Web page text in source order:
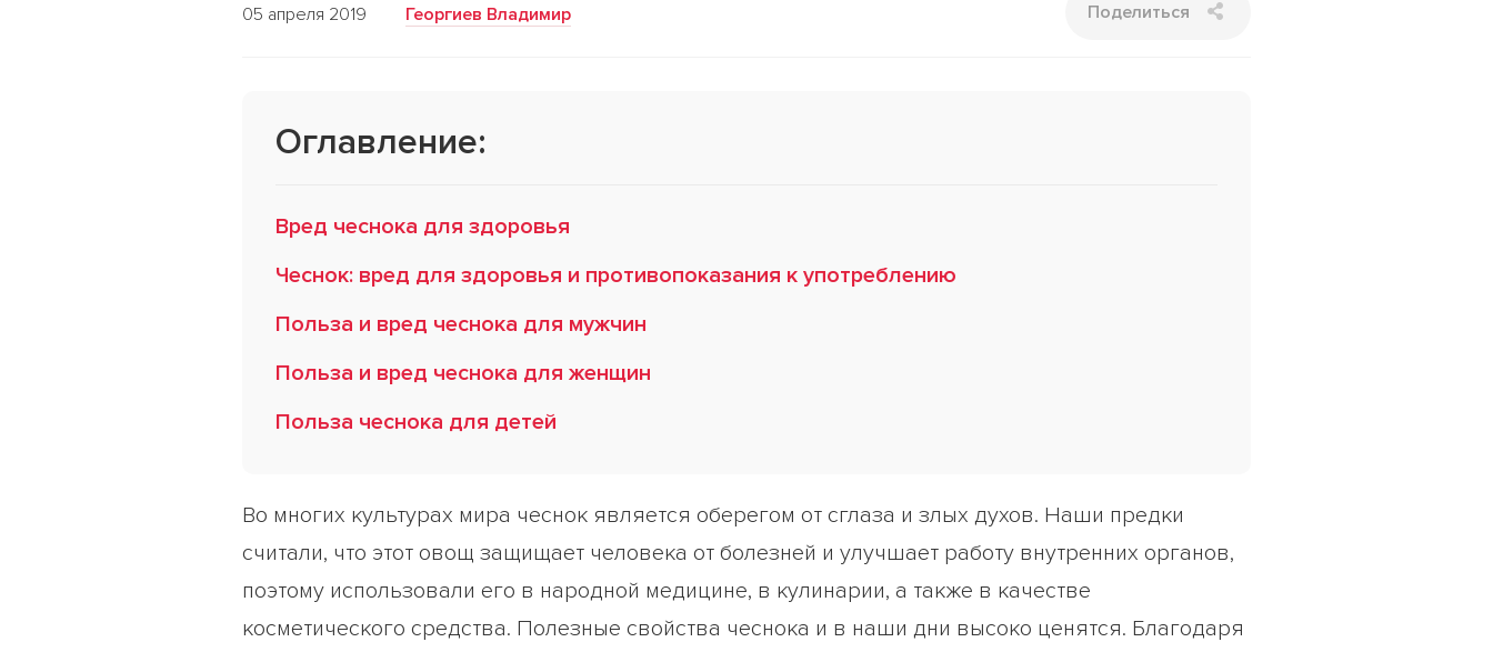
05 апреля 2019 Георгиев Владимир Поделиться
Оглавление:
Вред чеснока для здоровья
Чеснок: вред для здоровья и противопоказания к употреблению
Польза и вред чеснока для мужчин
Польза и вред чеснока для женщин
Польза чеснока для детей
Во многих культурах мира чеснок является оберегом от сглаза и злых духов. Наши предки
считали, что этот овощ защищает человека от болезней и улучшает работу внутренних органов,
поэтому использовали его в народной медицине, в кулинарии, а также в качестве
косметического средства. Полезные свойства чеснока и в наши дни высоко ценятся. Благодаря